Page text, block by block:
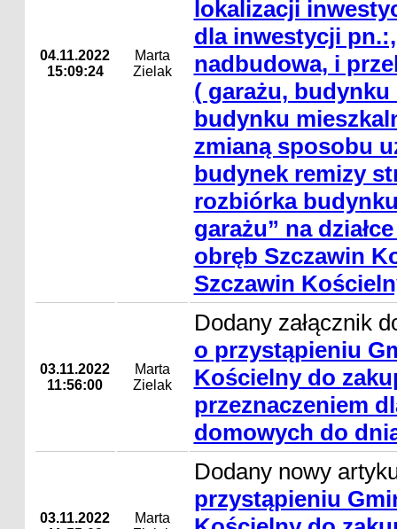
04.11.2022
15:09:24
Marta
Zielak
lokalizacji
dla inwestycji
nadbudowa, i
( garażu, budynku
budynku
zmianą sposobu
budynek remizy
rozbiórka
garażu” na
obręb Szczawin
Szczawin
03.11.2022
11:56:00
Marta
Zielak
Dodany załącznik
o przystąpieniu
Kościelny do
przeznaczeniem
domowych do
03.11.2022
Marta
Dodany nowy
przystąpieniu